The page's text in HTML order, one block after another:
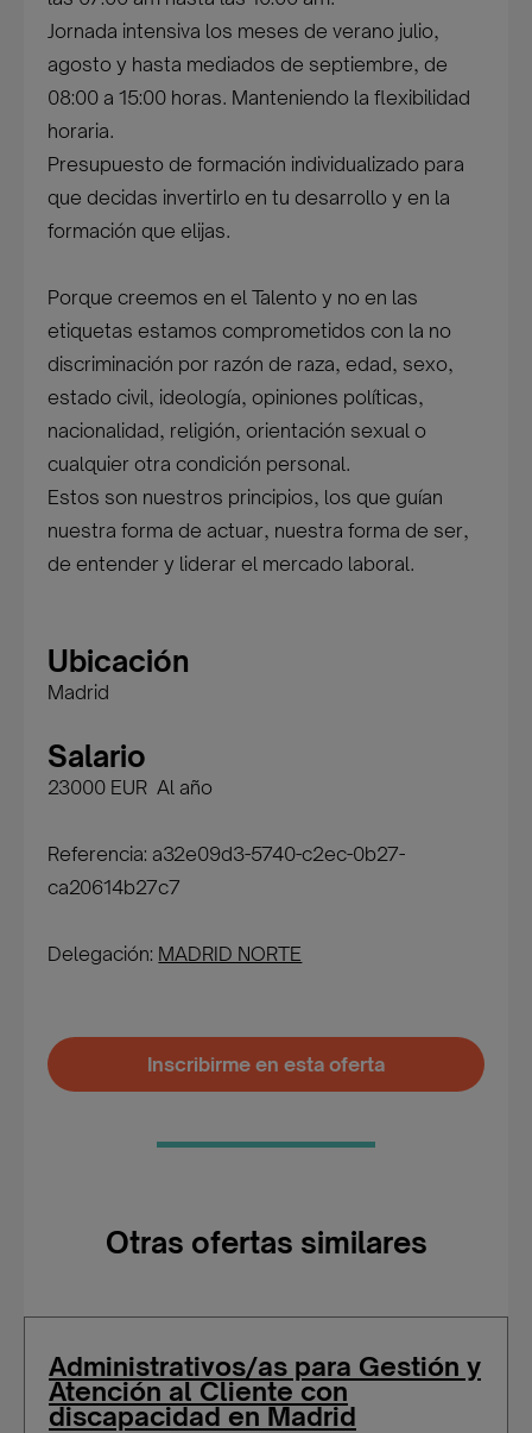
Jornada intensiva los meses de verano julio,
agosto y hasta mediados de septiembre, de
08:00 a 15:00 horas. Manteniendo la flexibilidad
horaria.
Presupuesto de formación individualizado para
que decidas invertirlo en tu desarrollo y en la
formación que elijas.
Porque creemos en el Talento y no en las
etiquetas estamos comprometidos con la no
discriminación por razón de raza, edad, sexo,
estado civil, ideología, opiniones políticas,
nacionalidad, religión, orientación sexual o
cualquier otra condición personal.
Estos son nuestros principios, los que guían
nuestra forma de actuar, nuestra forma de ser,
de entender y liderar el mercado laboral.
Ubicación
Madrid
Salario
23000 EUR Al año
Referencia: a32e09d3-5740-c2ec-0b27-
ca20614b27c7
Delegación: MADRID NORTE
Inscribirme en esta oferta
Otras ofertas similares
Administrativos/as para Gestión y
Atención al Cliente con
discapacidad en Madrid